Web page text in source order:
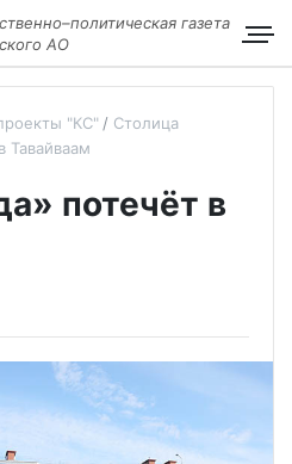
газета
АО
"КС"
Столица
Тавайваам
потечёт в